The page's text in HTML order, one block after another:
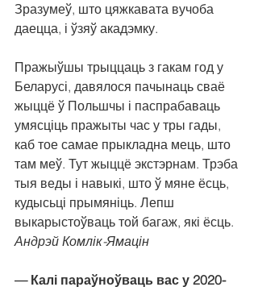
Зразумеў, што цяжкавата вучоба
даецца, і ўзяў акадэмку.
Пражыўшы трыццаць з гакам год у
Беларусі, давялося пачынаць сваё
жыццё ў Польшчы і паспрабаваць
умясціць пражыты час у тры гады,
каб тое самае прыкладна мець, што
там меў. Тут жыццё экстэрнам. Трэба
тыя веды і навыкі, што ў мяне ёсць,
кудысьці прымяніць. Лепш
выкарыстоўваць той багаж, які ёсць.
Андрэй Комлік-Ямацін
— Калі параўноўваць вас у 2020-